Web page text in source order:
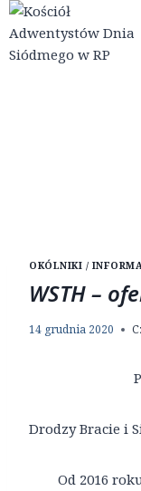
Przejdź
do
treści
OKÓLNIKI /
WSTH –
14 grudnia 2020
Drodzy Bracie i
Od 2016 roku